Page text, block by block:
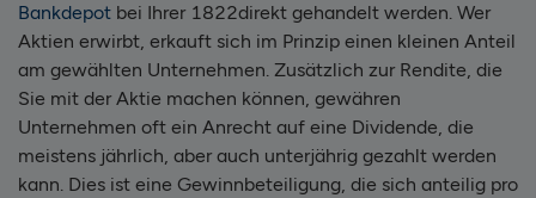
Bankdepot bei Ihrer 1822direkt gehandelt werden. Wer
Aktien erwirbt, erkauft sich im Prinzip einen kleinen Anteil
am gewählten Unternehmen. Zusätzlich zur Rendite, die
Sie mit der Aktie machen können, gewähren
Unternehmen oft ein Anrecht auf eine Dividende, die
meistens jährlich, aber auch unterjährig gezahlt werden
kann. Dies ist eine Gewinnbeteiligung, die sich anteilig pro